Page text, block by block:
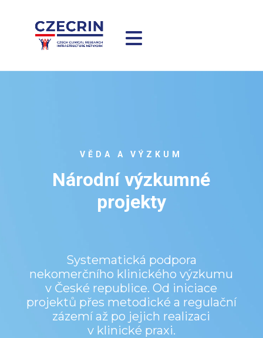
VĚDA A VÝZKUM
Národní výzkumné
projekty
Systematická podpora
nekomerčního klinického výzkumu
v České republice. Od iniciace
projektů přes metodické a regulační
zázemí až po jejich realizaci
v klinické praxi.